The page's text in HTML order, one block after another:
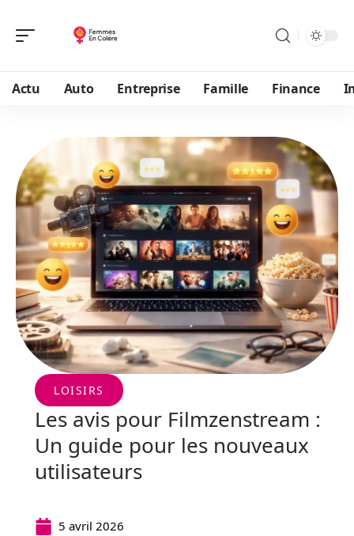
Actu Auto Entreprise Famille Finance
LOISIRS
Les avis pour Filmzenstream :
Un guide pour les nouveaux
utilisateurs
5 avril 2026